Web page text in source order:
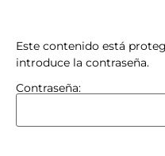
Este contenido está
introduce la contraseña.
Contraseña: